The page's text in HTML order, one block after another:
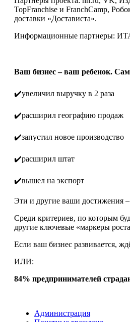
TopFranchise и FranchCamp,
доставки «Достависта».
Информационные партнеры:
Ваш бизнес – ваш ребенок.
✔️увеличил выручку в 2 раза
✔️расширил географию продаж
✔️запустил новое производство
✔️расширил штат
✔️вышел на экспорт
Эти и другие ваши достижения –
Среди критериев, по которым
другие ключевые «маркеры
Если ваш бизнес развивается,
ИЛИ:
84% предпринимателей
Администрация